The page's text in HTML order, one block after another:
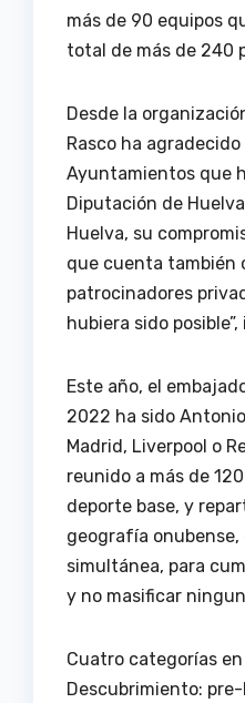
más de 90 equipos
total de más de 240
Desde la
Rasco ha
Ayuntamientos que
Diputación de
Huelva, su
que cuenta también
patrocinadores
hubiera sido
Este año, el
2022 ha sido
Madrid, Liverpool o
reunido a más de
deporte base, y
geografía
simultánea, para
y no masificar
Cuatro categorías
Descubrimiento: